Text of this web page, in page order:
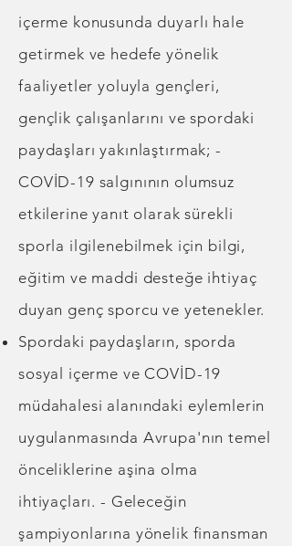
içerme konusunda duyarlı hale
getirmek ve hedefe yönelik
faaliyetler yoluyla gençleri,
gençlik çalışanlarını ve spordaki
paydaşları yakınlaştırmak; -
COVİD-19 salgınının olumsuz
etkilerine yanıt olarak sürekli
sporla ilgilenebilmek için bilgi,
eğitim ve maddi desteğe ihtiyaç
duyan genç sporcu ve yetenekler.
Spordaki paydaşların, sporda
sosyal içerme ve COVİD-19
müdahalesi alanındaki eylemlerin
uygulanmasında Avrupa'nın temel
önceliklerine aşina olma
ihtiyaçları. - Geleceğin
şampiyonlarına yönelik finansman